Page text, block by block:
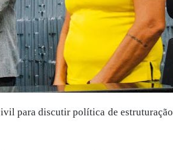
para discutir política de estruturação